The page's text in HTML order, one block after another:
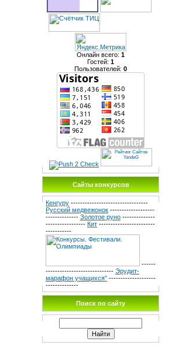
Онлайн всего: 1
Гостей: 1
Пользователей: 0
Сайты конкурсов
Кенгуру ---------------------------------
Русский медвежонок -------------------
-------------- Золотое руно --------------
----------------- Кит ------------------------
-----------
------
----------------------------- Эрудит-
марафон учащихся" --------------------
--------------
Поиск по сайту